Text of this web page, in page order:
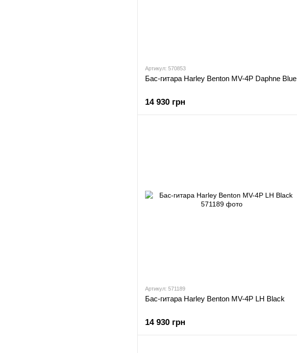
Артикул: 570853
Бас-гитара Harley Benton MV-4P Daphne Blue
14 930 грн
Артикул: 571189
Бас-гитара Harley Benton MV-4P LH Black
14 930 грн